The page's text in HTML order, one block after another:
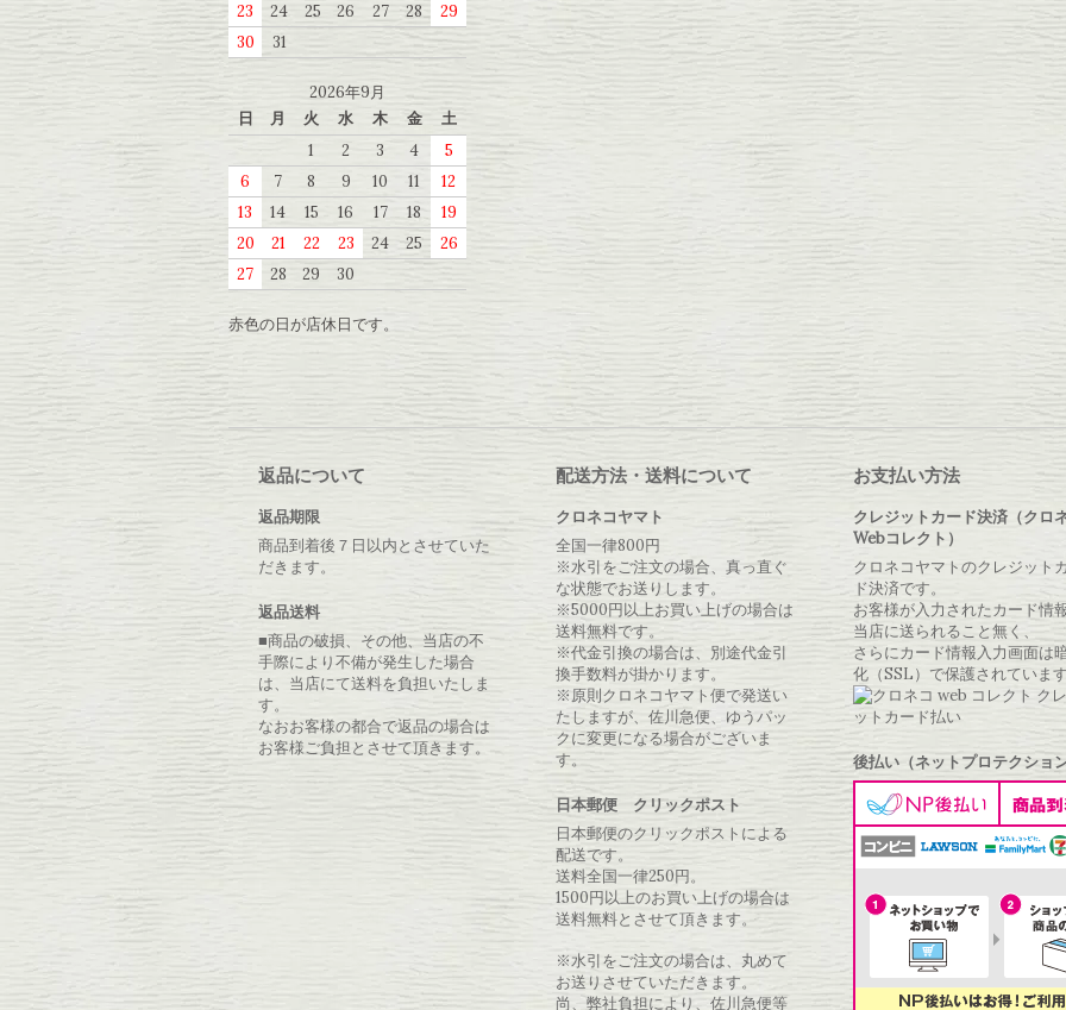
23
24 25 26 27 28
29
30
31
2026年9月
日
月 火 水 木 金
土
1
2 3 4
5
6
7 8 9 10 11
12
13
14 15 16 17 18
19
20
21 22 23 24 25
26
27
28 29 30
赤色の日が店休日です。
返品について
返品期限
商品到着後７日以内とさせていた
だきます。
返品送料
■商品の破損、その他、当店の不
手際により不備が発生した場合
は、当店にて送料を負担いたしま
す。
なおお客様の都合で返品の場合は
お客様ご負担とさせて頂きます。
配送方法・送料について
クロネコヤマト
全国一律800円
※水引をご注文の場合、真っ直ぐ
な状態でお送りします。
※5000円以上お買い上げの場合は
送料無料です。
※代金引換の場合は、別途代金引
換手数料が掛かります。
※原則クロネコヤマト便で発送い
たしますが、佐川急便、ゆうパッ
クに変更になる場合がございま
す。
日本郵便 クリックポスト
日本郵便のクリックポストによる
配送です。
送料全国一律250円。
1500円以上のお買い上げの場合は
送料無料とさせて頂きます。
※水引をご注文の場合は、丸めて
お送りさせていただきます。
尚、弊社負担により、佐川急便等
お支払い方法
クレジットカード決済（クロ
Webコレクト）
クロネコヤマトのクレジット
ド決済です。
お客様が入力されたカード情
当店に送られること無く、
さらにカード情報入力画面は
化（SSL）で保護されていま
後払い（ネットプロテクショ